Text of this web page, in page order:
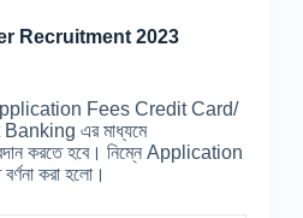
Recruitment 2023
Application Fees Credit Card/
এর মাধ্যমে
করতে হবে। নিম্নে Application
করা হলো।